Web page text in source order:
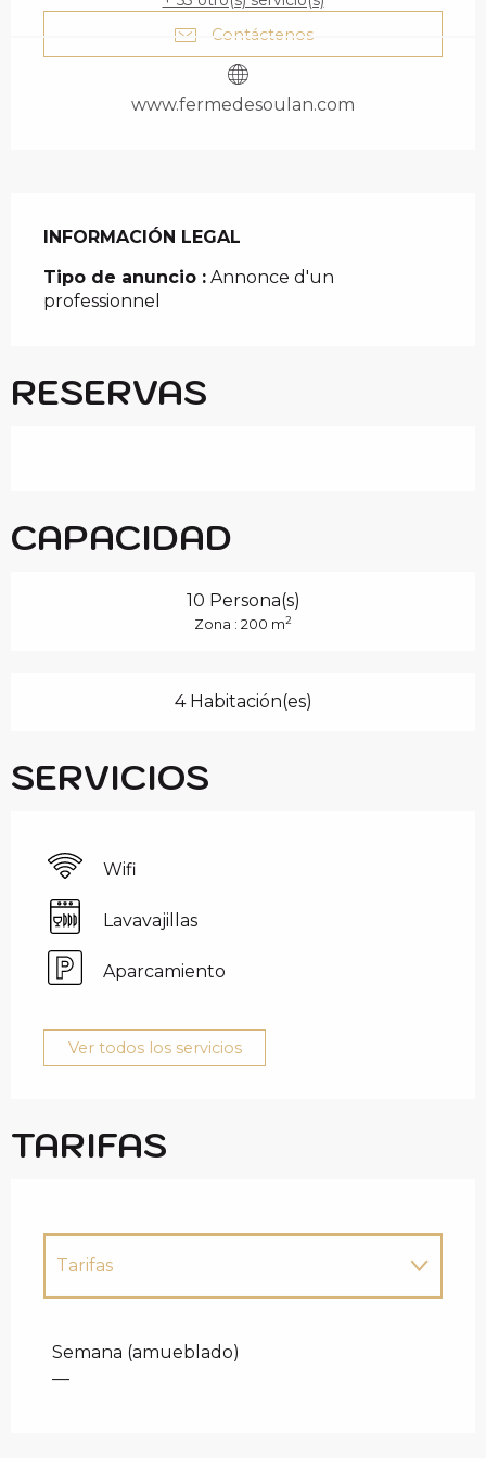
Contáctenos
www.fermedesoulan.com
INFORMACIÓN LEGAL
INFORMACIÓN LEGAL
Tipo de anuncio : Annonce d'un
professionnel
RESERVAS
CAPACIDAD
10 Persona(s)
Zona : 200 m2
4 Habitación(es)
SERVICIOS
Wifi
Lavavajillas
Aparcamiento
Ver todos los servicios
TARIFAS
Tarifas
Semana (amueblado)
—